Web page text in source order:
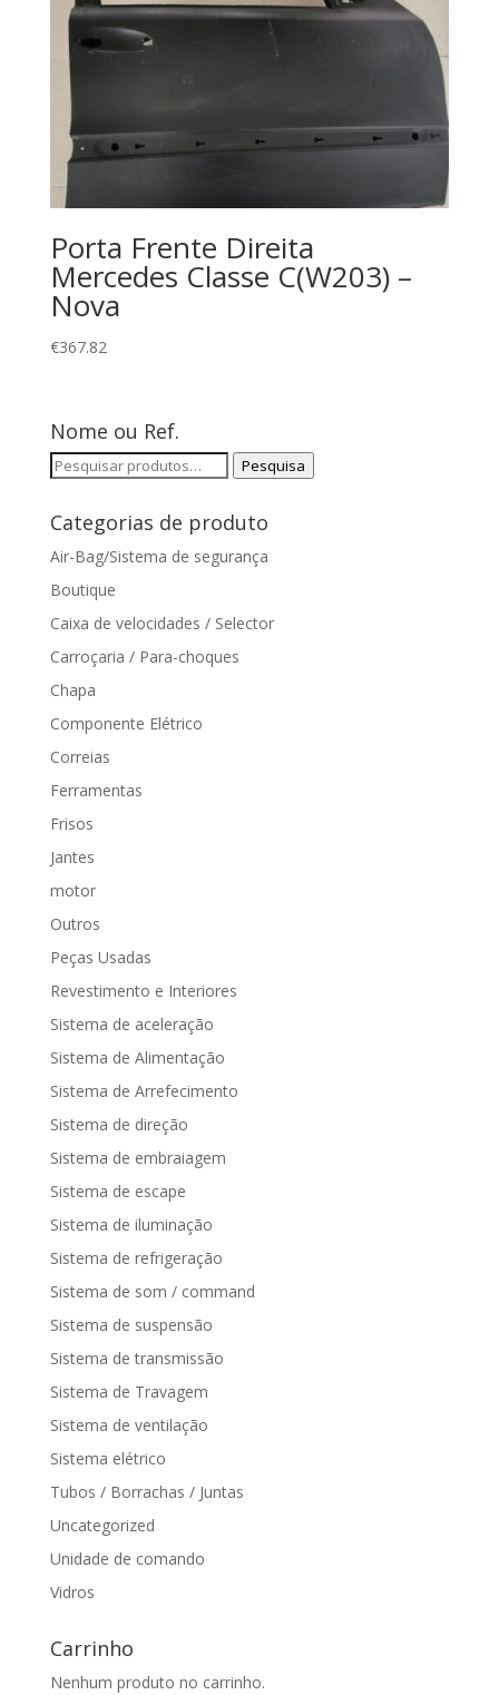
Porta Frente Direita
Mercedes Classe C(W203) –
Nova
€367.82
Nome ou Ref.
Pesquisar
Pesquisa
Categorias de produto
Air-Bag/Sistema de segurança
Boutique
Caixa de velocidades / Selector
Carroçaria / Para-choques
Chapa
Componente Elétrico
Correias
Ferramentas
Frisos
Jantes
motor
Outros
Peças Usadas
Revestimento e Interiores
Sistema de aceleração
Sistema de Alimentação
Sistema de Arrefecimento
Sistema de direção
Sistema de embraiagem
Sistema de escape
Sistema de iluminação
Sistema de refrigeração
Sistema de som / command
Sistema de suspensão
Sistema de transmissão
Sistema de Travagem
Sistema de ventilação
Sistema elétrico
Tubos / Borrachas / Juntas
Uncategorized
Unidade de comando
Vidros
Carrinho
Nenhum produto no carrinho.